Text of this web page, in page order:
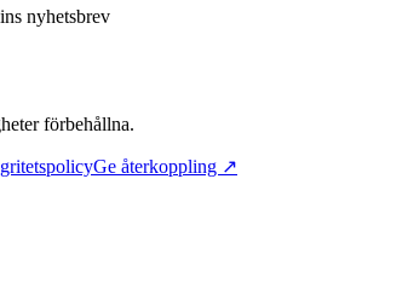
nyhetsbrev
förbehållna.
Ge återkoppling ↗